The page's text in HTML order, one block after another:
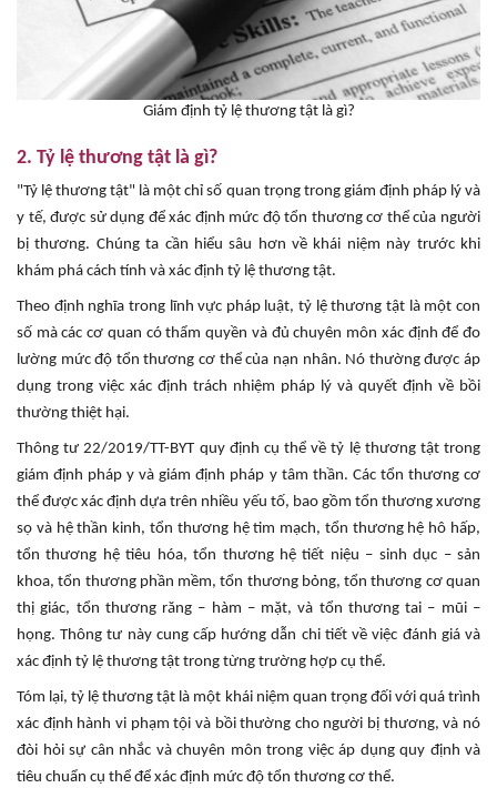
Giám định tỷ lệ thương tật là gì?
2. Tỷ lệ thương tật là gì?
"Tỷ lệ thương tật" là một chỉ số quan trọng trong giám định pháp lý và
y tế, được sử dụng để xác định mức độ tổn thương cơ thể của người
bị thương. Chúng ta cần hiểu sâu hơn về khái niệm này trước khi
khám phá cách tính và xác định tỷ lệ thương tật.
Theo định nghĩa trong lĩnh vực pháp luật, tỷ lệ thương tật là một con
số mà các cơ quan có thẩm quyền và đủ chuyên môn xác định để đo
lường mức độ tổn thương cơ thể của nạn nhân. Nó thường được áp
dụng trong việc xác định trách nhiệm pháp lý và quyết định về bồi
thường thiệt hại.
Thông tư 22/2019/TT-BYT quy định cụ thể về tỷ lệ thương tật trong
giám định pháp y và giám định pháp y tâm thần. Các tổn thương cơ
thể được xác định dựa trên nhiều yếu tố, bao gồm tổn thương xương
sọ và hệ thần kinh, tổn thương hệ tim mạch, tổn thương hệ hô hấp,
tổn thương hệ tiêu hóa, tổn thương hệ tiết niệu – sinh dục – sản
khoa, tổn thương phần mềm, tổn thương bỏng, tổn thương cơ quan
thị giác, tổn thương răng – hàm – mặt, và tổn thương tai – mũi –
họng. Thông tư này cung cấp hướng dẫn chi tiết về việc đánh giá và
xác định tỷ lệ thương tật trong từng trường hợp cụ thể.
Tóm lại, tỷ lệ thương tật là một khái niệm quan trọng đối với quá trình
xác định hành vi phạm tội và bồi thường cho người bị thương, và nó
đòi hỏi sự cân nhắc và chuyên môn trong việc áp dụng quy định và
tiêu chuẩn cụ thể để xác định mức độ tổn thương cơ thể.